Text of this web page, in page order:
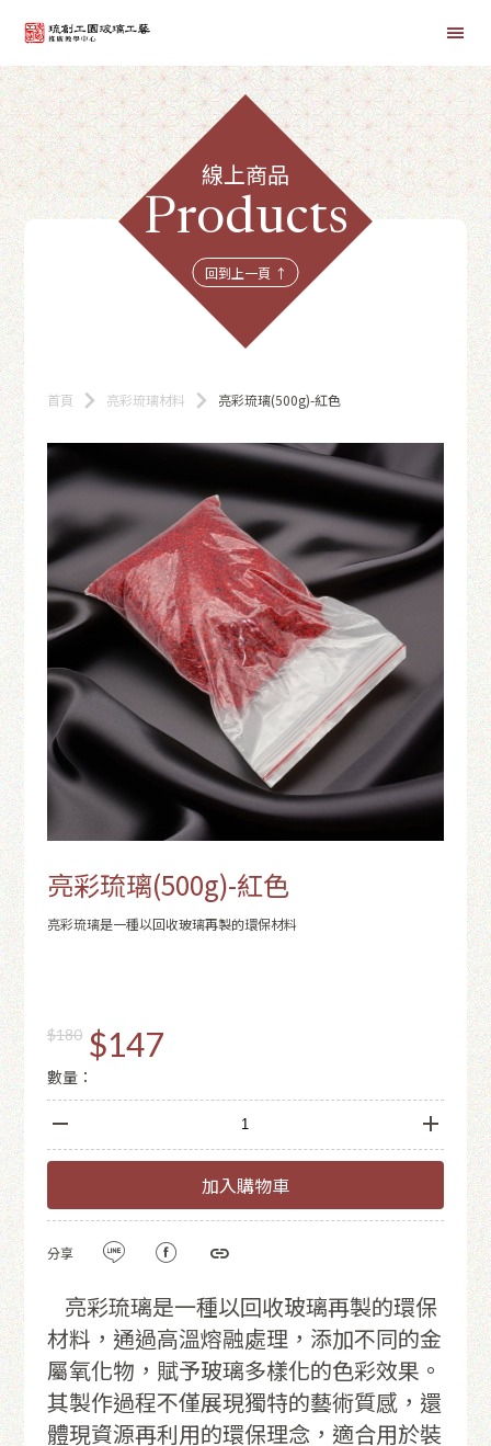
首頁
線上課程
線上商品
Products
回到上一頁 ↑
首頁 亮彩琉璃材料 亮彩琉璃(500g)-紅色
亮彩琉璃(500g)-紅色
亮彩琉璃是一種以回收玻璃再製的環保材料
$180 $147
數量：
加入購物車
分享
亮彩琉璃是一種以回收玻璃再製的環保
材料，通過高溫熔融處理，添加不同的金
屬氧化物，賦予玻璃多樣化的色彩效果。
其製作過程不僅展現獨特的藝術質感，還
體現資源再利用的環保理念，適合用於裝